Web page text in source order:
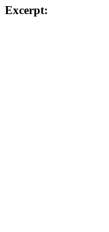
Excerpt: